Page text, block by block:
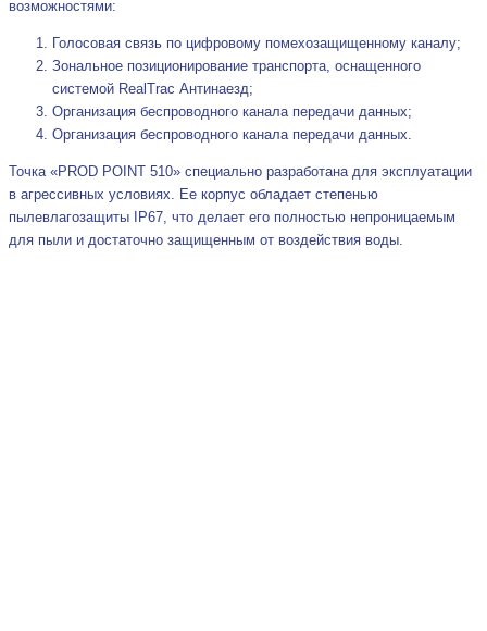
возможностями:
Голосовая связь по цифровому помехозащищенному каналу;
Зональное позиционирование транспорта, оснащенного
системой RealTrac Антинаезд;
Организация беспроводного канала передачи данных;
Организация беспроводного канала передачи данных.
Точка «PROD POINT 510» специально разработана для эксплуатации
в агрессивных условиях. Ее корпус обладает степенью
пылевлагозащиты IP67, что делает его полностью непроницаемым
для пыли и достаточно защищенным от воздействия воды.